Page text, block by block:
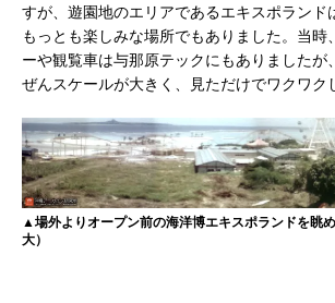
すが、遊園地のエリアであるエキスポランド
もっとも楽しみな場所でもありました。当時
ーや観覧車は与那原テックにもありましたが
ぜんスケールが大きく、見ただけでワクワク
▲場外よりオープン前の海洋博エキスポランドを眺
大）